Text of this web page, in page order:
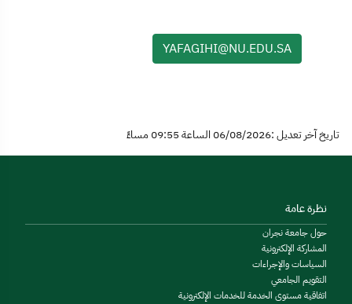
YAFAGIHI@NU.EDU.SA
تاريخ آخر تعديل :06/08/2026 الساعة 09:55 مساءً
نظرة عامة
حول جامعة نجران
المشاركة الإلكترونية
السياسات والإجراءات
التقويم الجامعي
اتفاقية مستوى الخدمة للخدمات الإلكترونية